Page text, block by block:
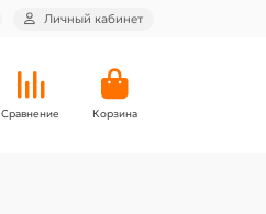
Личный кабинет
Сравнение Корзина